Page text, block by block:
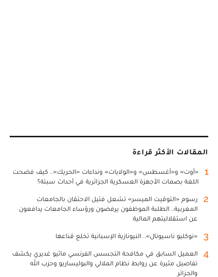
المقالات الأكثر قراءة
1
«أوت» و«أغسطس» و«الولايات» ونداءات «الحريك».. كيف فضحت
اللغة بصمات الأجهزة العسكرية الجزائرية في أحداث سبتة؟
2
رسوم «التوقيت الميسر» تشعل فتيل الاحتقان بالجامعات
المغربية.. الطلبة الموظفون يرفضون ورؤساء الجامعات يدافعون
عن استقلاليتهم المالية
3 «نوكليو ناسيونال».. النيونازية الإسبانية تخلع قناعها
4
العميل السابق في مكافحة التجسس الفرنسي ماثيو غديري يكشف
تفاصيل مثيرة عن روابط نظام الملالي والبوليساريو وحزب الله
والجزائر